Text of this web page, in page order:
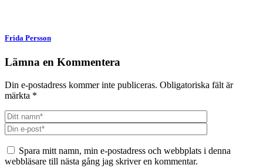
Frida Persson
Lämna en Kommentera
Din e-postadress kommer inte publiceras. Obligatoriska fält är
märkta *
Spara mitt namn, min e-postadress och webbplats i denna
webbläsare till nästa gång jag skriver en kommentar.